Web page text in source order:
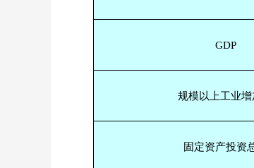
GDP
规模以上工业增
固定资产投资